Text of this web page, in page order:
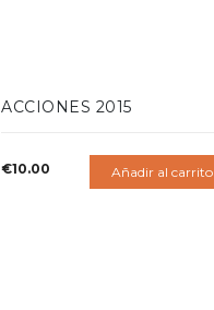
ACCIONES 2015
€10.00 Añadir al carrito